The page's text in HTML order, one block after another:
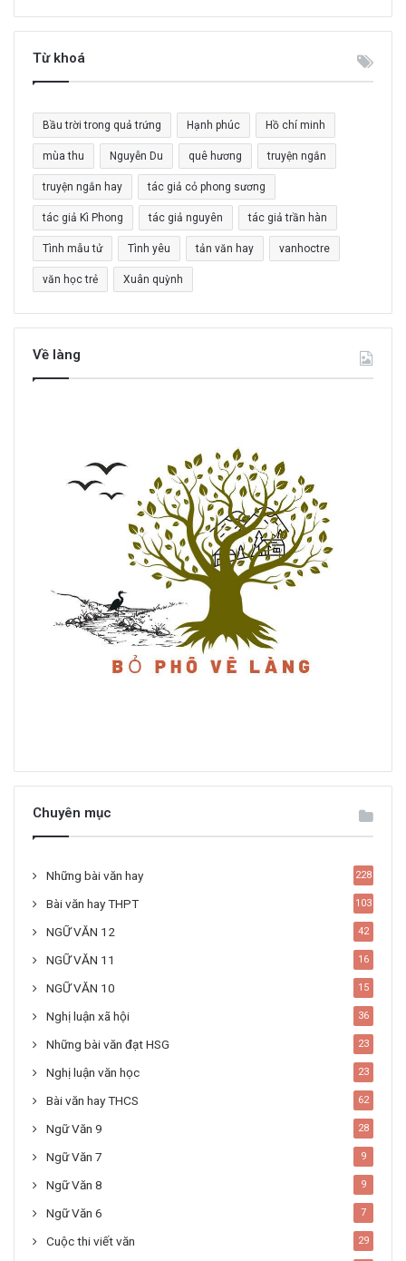
m
k
c
h
o
:
Từ khoá
Bầu trời trong quả trứng Hạnh phúc Hồ chí minh
mùa thu Nguyễn Du quê hương truyện ngắn
truyện ngắn hay tác giả cỏ phong sương
tác giả Kì Phong tác giả nguyên tác giả trần hàn
Tình mẫu tử Tình yêu tản văn hay vanhoctre
văn học trẻ Xuân quỳnh
Về làng
Chuyên mục
Những bài văn hay 228
Bài văn hay THPT 103
NGỮ VĂN 12 42
NGỮ VĂN 11 16
NGỮ VĂN 10 15
Nghị luận xã hội 36
Những bài văn đạt HSG 23
Nghị luận văn học 23
Bài văn hay THCS 62
Ngữ Văn 9 28
Ngữ Văn 7 9
Ngữ Văn 8 9
Ngữ Văn 6 7
Cuộc thi viết văn 29